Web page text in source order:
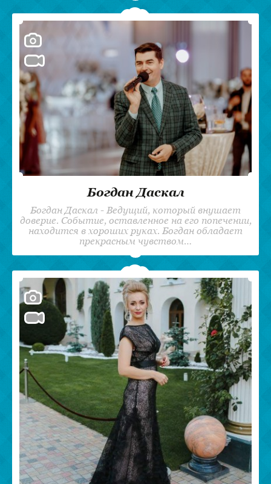
Богдан Даскал
Богдан Даскал - Ведущий, который внушает
доверие. Событие, оставленное на его попечении,
находится в хороших руках. Богдан обладает
прекрасным чувством…